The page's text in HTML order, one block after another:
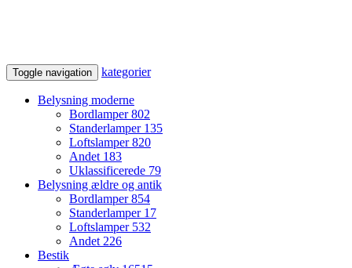
Toggle navigation kategorier
Belysning moderne
Bordlamper802
Standerlamper 135
Loftslamper820
Andet 183
Uklassificerede 79
Belysning ældre og antik
Bordlamper854
Standerlamper 17
Loftslamper 532
Andet226
Bestik